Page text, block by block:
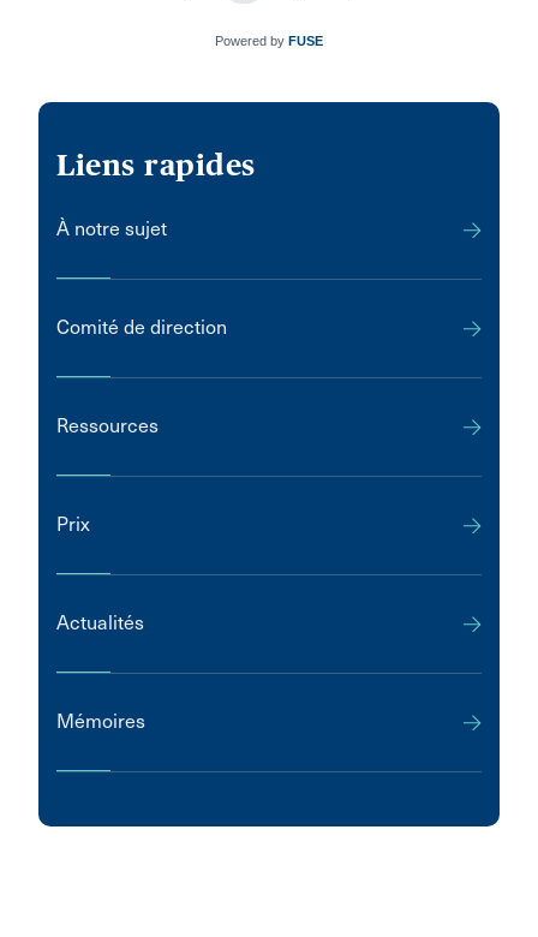
Powered by FUSE
Liens rapides
À notre sujet
Comité de direction
Ressources
Prix
Actualités
Mémoires